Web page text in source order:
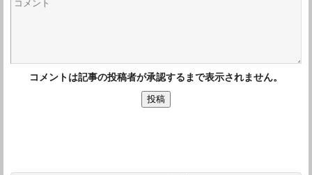
コメントは記事の投稿者が承認するまで表示されません。